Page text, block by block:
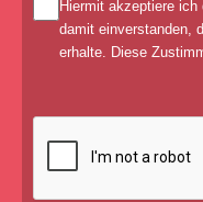
Hiermit akzeptiere ich
damit einverstanden,
erhalte. Diese